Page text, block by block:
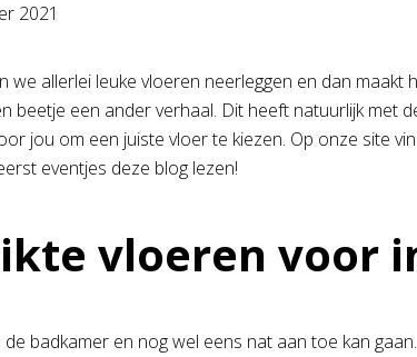
2021
allerlei leuke vloeren neerleggen en dan maakt
beetje een ander verhaal. Dit heeft natuurlijk met
jou om een juiste vloer te kiezen. Op onze site
eventjes deze blog lezen!
vloeren voor
badkamer en nog wel eens nat aan toe kan